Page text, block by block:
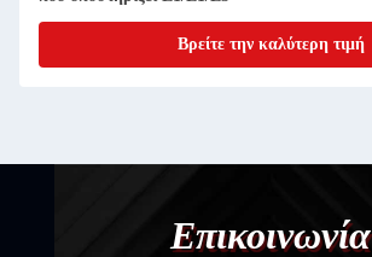
Βρείτε την καλύτερη τιμή
Επικοινωνία